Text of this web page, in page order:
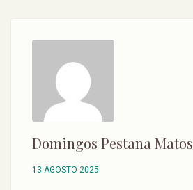
Domingos Pestana Matos
13 AGOSTO 2025